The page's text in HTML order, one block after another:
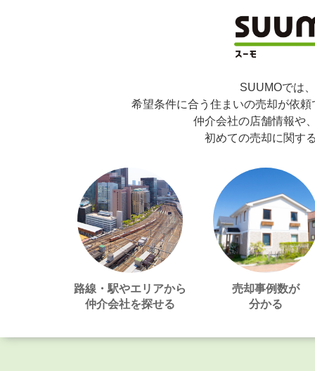
SUUMOでは
希望条件に合う住まいの売却が依
仲介会社の店舗情報や
初めての売却に関す
路線・駅やエリアから
仲介会社を探せる
売却事例数が
分かる